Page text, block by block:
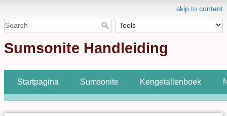
skip to content
Sumsonite Handleiding
Startpagina Sumsonite Kengetallenboek